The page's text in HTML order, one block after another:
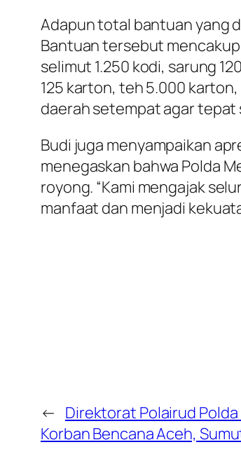
Adapun total bantuan yang
Bantuan tersebut
selimut 1.250 kodi, sarung
125 karton, teh 5.000
daerah setempat agar tepat
Budi juga menyampaikan
menegaskan bahwa Polda
royong. “Kami mengajak
manfaat dan menjadi
← Direktorat Polairud
Korban Bencana Aceh,